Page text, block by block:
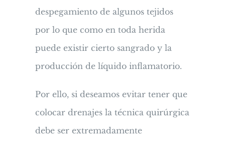
despegamiento de algunos tejidos
por lo que como en toda herida
puede existir cierto sangrado y la
producción de líquido inflamatorio.
Por ello, si deseamos evitar tener que
colocar drenajes la técnica quirúrgica
debe ser extremadamente